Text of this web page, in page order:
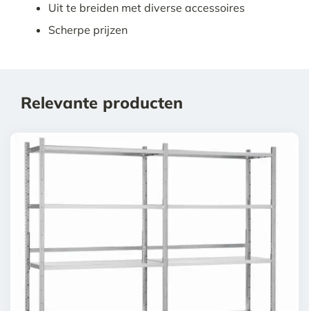
Uit te breiden met diverse accessoires
Scherpe prijzen
Relevante producten